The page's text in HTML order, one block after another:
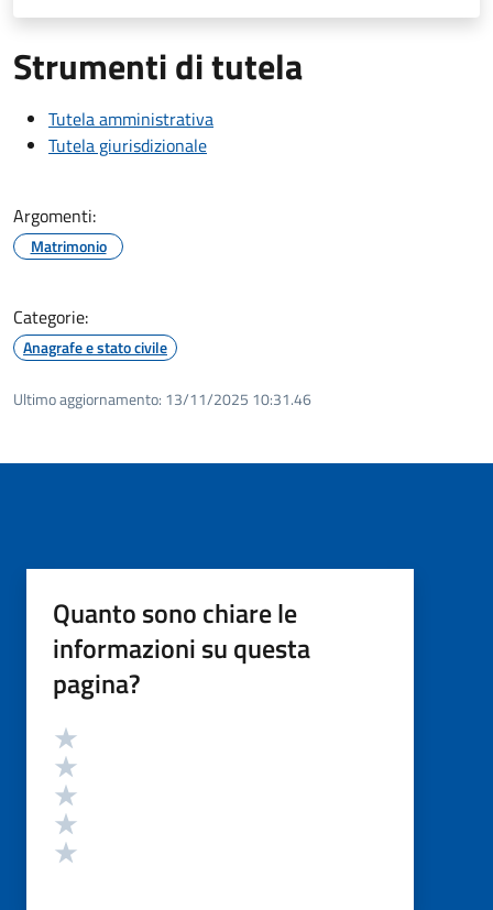
Strumenti di tutela
Tutela amministrativa
Tutela giurisdizionale
Argomenti:
Matrimonio
Categorie:
Anagrafe e stato civile
Ultimo aggiornamento: 13/11/2025 10:31.46
Quanto sono chiare le
informazioni su questa
pagina?
Valutazione